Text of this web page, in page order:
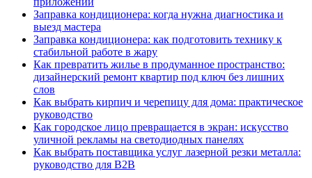
Заправка кондиционера: когда нужна диагностика и
выезд мастера
Заправка кондиционера: как подготовить технику к
стабильной работе в жару
Как превратить жилье в продуманное пространство:
дизайнерский ремонт квартир под ключ без лишних
слов
Как выбрать кирпич и черепицу для дома: практическое
руководство
Как городское лицо превращается в экран: искусство
уличной рекламы на светодиодных панелях
Как выбрать поставщика услуг лазерной резки металла:
руководство для B2B